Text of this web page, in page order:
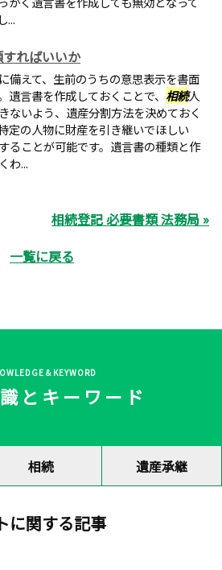
...
ればいいか
備えて、生前のうちの意思表示を書面
遺言書を作成しておくことで、 相続人
ないよう、遺産分割方法を決めておく
定の人物に財産を引き継いでほしい
ることが可能です。遺言書の種類と作
わ...
相続登記 必要書類 法務局 »
一覧に戻る
＆KEYWORD
とキーワード
相続 遺産承継
に関する記事